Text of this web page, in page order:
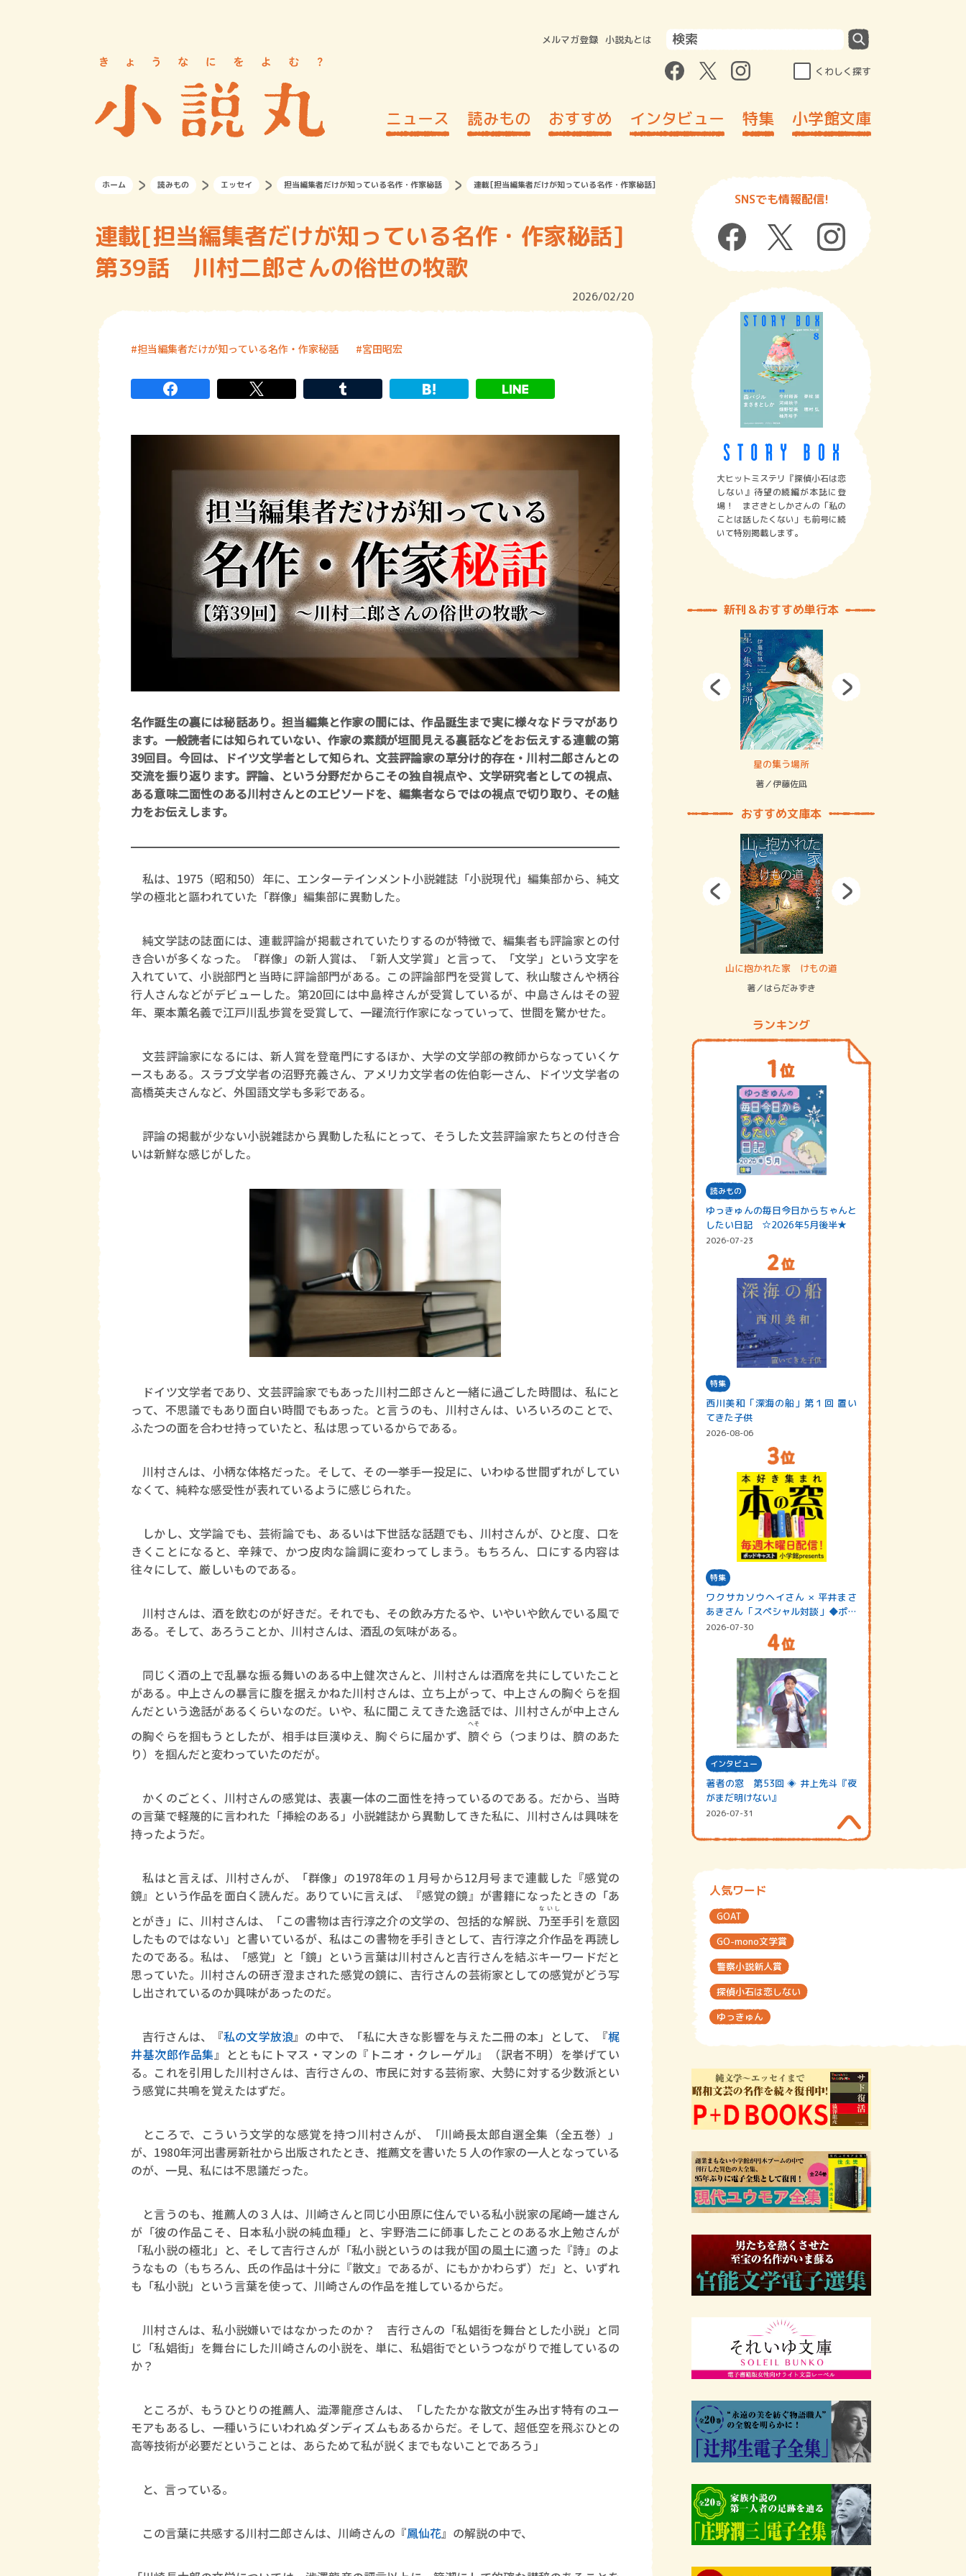
メルマガ登録 小説丸とは
くわしく探す
ニュース 読みもの おすすめ インタビュー 特集 小学館文庫
ホーム 読みもの エッセイ 担当編集者だけが知っている名作・作家秘話 連載[担当編集者だけが知っている名作・作家秘話] 第39話 川村二郎さんの俗世の牧歌
連載[担当編集者だけが知っている名作・作家秘話]
第39話 川村二郎さんの俗世の牧歌
2026/02/20
担当編集者だけが知っている名作・作家秘話 宮田昭宏
名作誕生の裏には秘話あり。担当編集と作家の間には、作品誕生まで実に様々なドラマがあり
ます。一般読者には知られていない、作家の素顔が垣間見える裏話などをお伝えする連載の第
39回目。今回は、ドイツ文学者として知られ、文芸評論家の草分け的存在・川村二郎さんとの
交流を振り返ります。評論、という分野だからこその独自視点や、文学研究者としての視点、
ある意味二面性のある川村さんとのエピソードを、編集者ならではの視点で切り取り、その魅
力をお伝えします。
私は、1975（昭和50）年に、エンターテインメント小説雑誌「小説現代」編集部から、純文
学の極北と謳われていた「群像」編集部に異動した。
純文学誌の誌面には、連載評論が掲載されていたりするのが特徴で、編集者も評論家との付
き合いが多くなった。「群像」の新人賞は、「新人文学賞」と言って、「文学」という文字を
入れていて、小説部門と当時に評論部門がある。この評論部門を受賞して、秋山駿さんや柄谷
行人さんなどがデビューした。第20回には中島梓さんが受賞しているが、中島さんはその翌
年、栗本薫名義で江戸川乱歩賞を受賞して、一躍流行作家になっていって、世間を驚かせた。
文芸評論家になるには、新人賞を登竜門にするほか、大学の文学部の教師からなっていくケ
ースもある。スラブ文学者の沼野充義さん、アメリカ文学者の佐伯彰一さん、ドイツ文学者の
高橋英夫さんなど、外国語文学も多彩である。
評論の掲載が少ない小説雑誌から異動した私にとって、そうした文芸評論家たちとの付き合
いは新鮮な感じがした。
ドイツ文学者であり、文芸評論家でもあった川村二郎さんと一緒に過ごした時間は、私にと
って、不思議でもあり面白い時間でもあった。と言うのも、川村さんは、いろいろのことで、
ふたつの面を合わせ持っていたと、私は思っているからである。
川村さんは、小柄な体格だった。そして、その一挙手一投足に、いわゆる世間ずれがしてい
なくて、純粋な感受性が表れているように感じられた。
しかし、文学論でも、芸術論でも、あるいは下世話な話題でも、川村さんが、ひと度、口を
きくことになると、辛辣で、かつ皮肉な論調に変わってしまう。もちろん、口にする内容は
往々にして、厳しいものである。
川村さんは、酒を飲むのが好きだ。それでも、その飲み方たるや、いやいや飲んでいる風で
ある。そして、あろうことか、川村さんは、酒乱の気味がある。
同じく酒の上で乱暴な振る舞いのある中上健次さんと、川村さんは酒席を共にしていたこと
がある。中上さんの暴言に腹を据えかねた川村さんは、立ち上がって、中上さんの胸ぐらを掴
んだという逸話があるくらいなのだ。いや、私に聞こえてきた逸話では、川村さんが中上さん
の胸ぐらを掴もうとしたが、相手は巨漢ゆえ、胸ぐらに届かず、 臍
へそ
ぐら（つまりは、臍のあた
り）を掴んだと変わっていたのだが。
かくのごとく、川村さんの感覚は、表裏一体の二面性を持っているのである。だから、当時
の言葉で軽蔑的に言われた「挿絵のある」小説雑誌から異動してきた私に、川村さんは興味を
持ったようだ。
私はと言えば、川村さんが、「群像」の1978年の１月号から12月号まで連載した『感覚の
鏡』という作品を面白く読んだ。ありていに言えば、『感覚の鏡』が書籍になったときの「あ
とがき」に、川村さんは、「この書物は吉行淳之介の文学の、包括的な解説、 乃至
ないし
手引を意図
したものではない」と書いているが、私はこの書物を手引きとして、吉行淳之介作品を再読し
たのである。私は、「感覚」と「鏡」という言葉は川村さんと吉行さんを結ぶキーワードだと
思っていた。川村さんの研ぎ澄まされた感覚の鏡に、吉行さんの芸術家としての感覚がどう写
し出されているのか興味があったのだ。
吉行さんは、『私の文学放浪』の中で、「私に大きな影響を与えた二冊の本」として、『梶
井基次郎作品集 』とともにトマス・マンの『トニオ・クレーゲル』（訳者不明）を挙げてい
る。これを引用した川村さんは、吉行さんの、市民に対する芸術家、大勢に対する少数派とい
う感覚に共鳴を覚えたはずだ。
ところで、こういう文学的な感覚を持つ川村さんが、「川崎長太郎自選全集（全五巻）」
が、1980年河出書房新社から出版されたとき、推薦文を書いた５人の作家の一人となっている
のが、一見、私には不思議だった。
と言うのも、推薦人の３人は、川崎さんと同じ小田原に住んでいる私小説家の尾崎一雄さん
が「彼の作品こそ、日本私小説の純血種」と、宇野浩二に師事したことのある水上勉さんが
「私小説の極北」と、そして吉行さんが「私小説というのは我が国の風土に適った『詩』のよ
うなもの（もちろん、氏の作品は十分に『散文』であるが、にもかかわらず）だ」と、いずれ
も「私小説」という言葉を使って、川崎さんの作品を推しているからだ。
川村さんは、私小説嫌いではなかったのか？ 吉行さんの「私娼街を舞台とした小説」と同
じ「私娼街」を舞台にした川崎さんの小説を、単に、私娼街でというつながりで推しているの
か？
ところが、もうひとりの推薦人、澁澤龍彦さんは、「したたかな散文が生み出す特有のユー
モアもあるし、一種いうにいわれぬダンディズムもあるからだ。そして、超低空を飛ぶひとの
高等技術が必要だということは、あらためて私が説くまでもないことであろう」
と、言っている。
この言葉に共感する川村二郎さんは、川崎さんの『鳳仙花』の解説の中で、
SNSでも情報配信!
大ヒットミステリ『探偵小石は恋
しない』待望の続編が本誌に登
場！ まさきとしかさんの「私の
ことは話したくない」も前号に続
いて特別掲載します。
新刊＆おすすめ単行本
賞金稼ぎスリーサム！ 二重拘束の…
著／川瀬七緒
星の集う場所
著／伊藤佐凪
おすすめ文庫本
ロボット・イン・ザ・システム
著／デボラ・イン…
山に抱かれた家 けもの道
著／はらだみずき
ランキング
読みもの
ゆっきゅんの毎日今日からちゃんと
したい日記 ☆2026年5月後半★
2026-07-23
特集
西川美和「深海の船」第１回 置い
てきた子供
2026-08-06
特集
ワクサカソウヘイさん × 平井まさ
あきさん「スペシャル対談」◆ポッ
ドキャスト…
2026-07-30
インタビュー
著者の窓 第53回 ◈ 井上先斗『夜
がまだ明けない』
2026-07-31
人気ワード
GOAT
GO-mono文学賞
警察小説新人賞
探偵小石は恋しない
ゆっきゅん